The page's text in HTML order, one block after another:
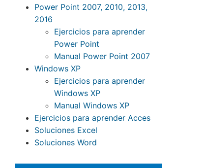
Power Point 2007, 2010, 2013,
2016
Ejercicios para aprender
Power Point
Manual Power Point 2007
Windows XP
Ejercicios para aprender
Windows XP
Manual Windows XP
Ejercicios para aprender Acces
Soluciones Excel
Soluciones Word